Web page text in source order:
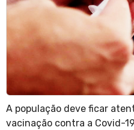
A população deve ficar
vacinação contra a Covid-